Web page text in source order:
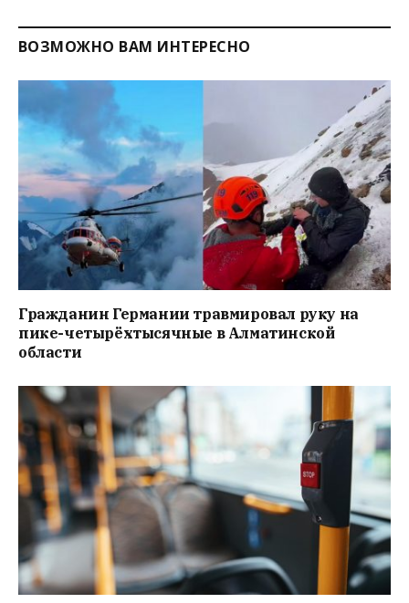
ВОЗМОЖНО ВАМ ИНТЕРЕСНО
Гражданин Германии травмировал руку на
пике-четырёхтысячные в Алматинской
области